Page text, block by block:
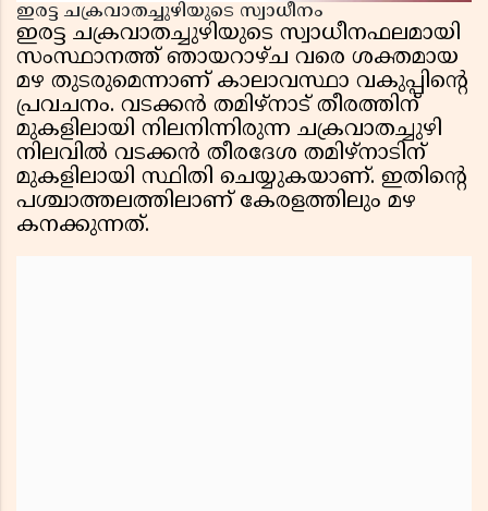
ഇരട്ട ചക്രവാതച്ചുഴിയുടെ സ്വാധീനം
ഇരട്ട ചക്രവാതച്ചുഴിയുടെ സ്വാധീനഫലമായി
സംസ്ഥാനത്ത് ഞായറാഴ്ച വരെ ശക്തമായ
മഴ തുടരുമെന്നാണ് കാലാവസ്ഥാ വകുപ്പിൻ്റെ
പ്രവചനം. വടക്കൻ തമിഴ്നാട് തീരത്തിന്
മുകളിലായി നിലനിന്നിരുന്ന ചക്രവാതച്ചുഴി
നിലവിൽ വടക്കൻ തീരദേശ തമിഴ്നാടിന്
മുകളിലായി സ്ഥിതി ചെയ്യുകയാണ്. ഇതിൻ്റെ
പശ്ചാത്തലത്തിലാണ് കേരളത്തിലും മഴ
കനക്കുന്നത്.